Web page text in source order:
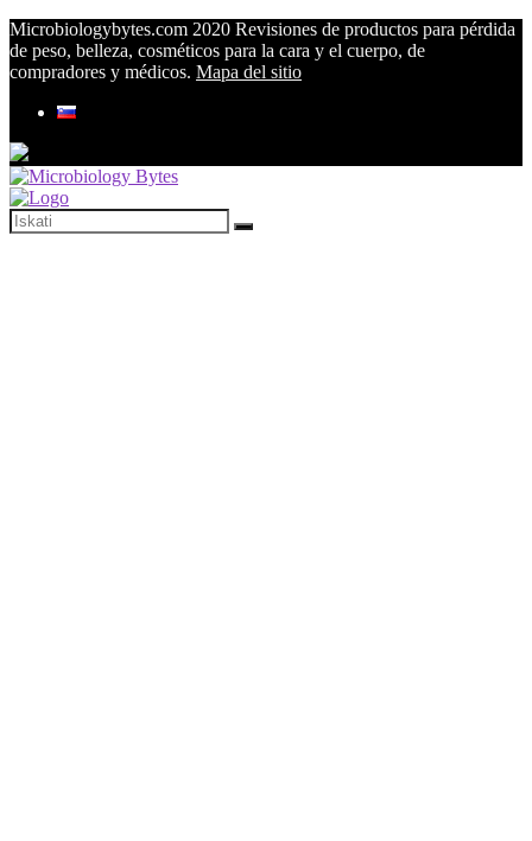
Microbiologybytes.com 2020 Revisiones de productos para pérdida
de peso, belleza, cosméticos para la cara y el cuerpo, de
compradores y médicos. Mapa del sitio